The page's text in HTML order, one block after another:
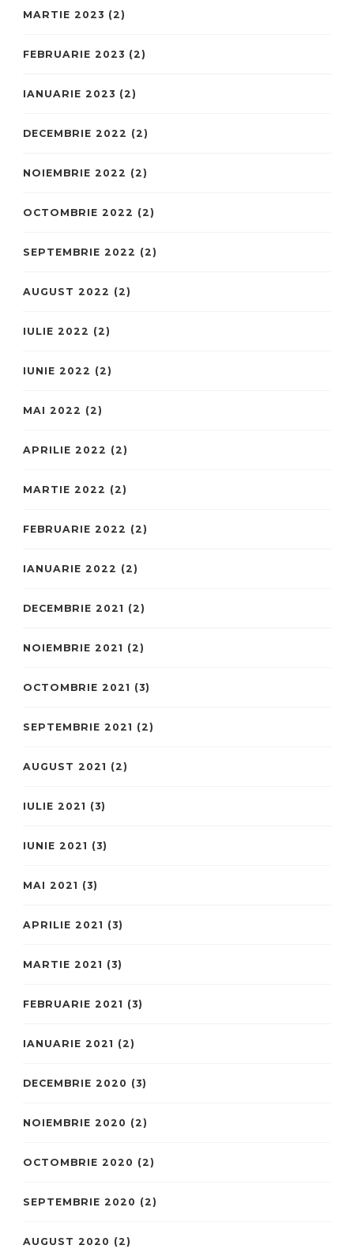
MARTIE 2023 (2)
FEBRUARIE 2023 (2)
IANUARIE 2023 (2)
DECEMBRIE 2022 (2)
NOIEMBRIE 2022 (2)
OCTOMBRIE 2022 (2)
SEPTEMBRIE 2022 (2)
AUGUST 2022 (2)
IULIE 2022 (2)
IUNIE 2022 (2)
MAI 2022 (2)
APRILIE 2022 (2)
MARTIE 2022 (2)
FEBRUARIE 2022 (2)
IANUARIE 2022 (2)
DECEMBRIE 2021 (2)
NOIEMBRIE 2021 (2)
OCTOMBRIE 2021 (3)
SEPTEMBRIE 2021 (2)
AUGUST 2021 (2)
IULIE 2021 (3)
IUNIE 2021 (3)
MAI 2021 (3)
APRILIE 2021 (3)
MARTIE 2021 (3)
FEBRUARIE 2021 (3)
IANUARIE 2021 (2)
DECEMBRIE 2020 (3)
NOIEMBRIE 2020 (2)
OCTOMBRIE 2020 (2)
SEPTEMBRIE 2020 (2)
AUGUST 2020 (2)